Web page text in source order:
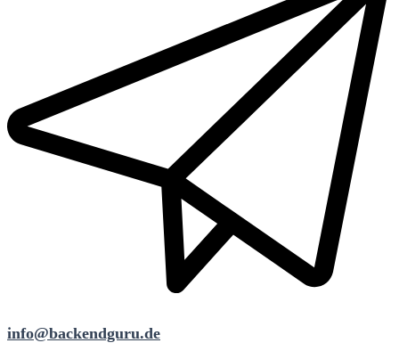
info@backendguru.de